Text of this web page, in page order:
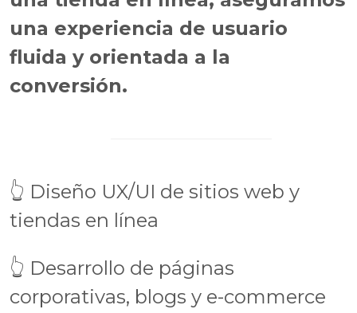
una experiencia de usuario
fluida y orientada a la
conversión.
👆 Diseño UX/UI de sitios web y
tiendas en línea
👆 Desarrollo de páginas
corporativas, blogs y e-commerce